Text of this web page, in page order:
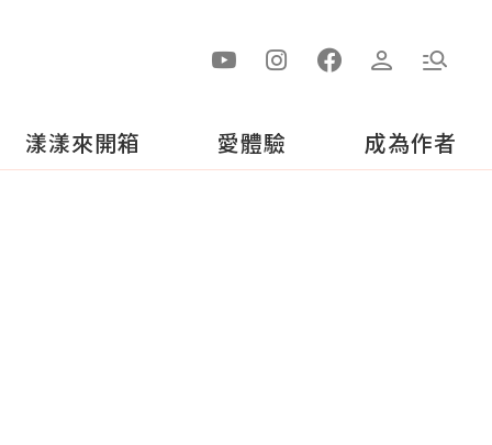
漾漾來開箱 愛體驗 成為作者